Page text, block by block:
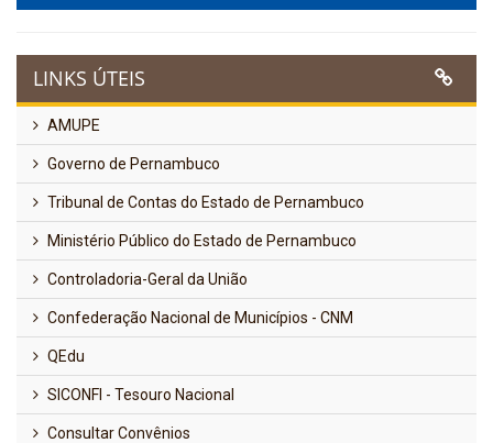
LINKS ÚTEIS
AMUPE
Governo de Pernambuco
Tribunal de Contas do Estado de Pernambuco
Ministério Público do Estado de Pernambuco
Controladoria-Geral da União
Confederação Nacional de Municípios - CNM
QEdu
SICONFI - Tesouro Nacional
Consultar Convênios